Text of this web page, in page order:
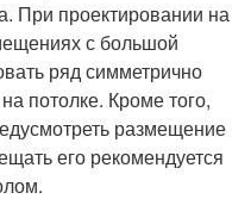
При проектировании на
с большой
ряд симметрично
потолке. Кроме того,
размещение
его рекомендуется